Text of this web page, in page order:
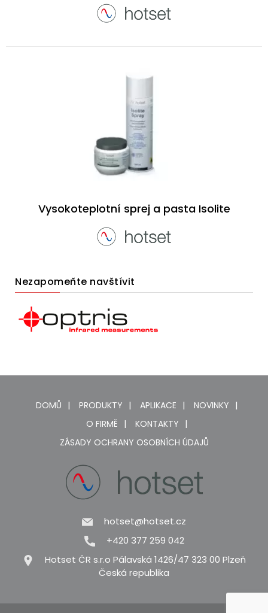
Vysokoteplotní sprej a pasta Isolite
Nezapomeňte navštívit
DOMŮ PRODUKTY APLIKACE
NOVINKY
O FIRMĚ
KONTAKTY
ZÁSADY OCHRANY OSOBNÍCH ÚDAJŮ
hotset@hotset.cz
+420 377 259 042
Hotset ČR s.r.o Pálavská 1426/47 323 00 Plzeň
Česká republika